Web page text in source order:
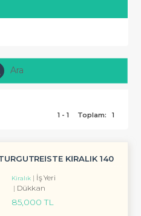
Ara
1 - 1
Toplam: 1
KİRALIK 140
Kiralık
İş Yeri
Dükkan
85,000 TL